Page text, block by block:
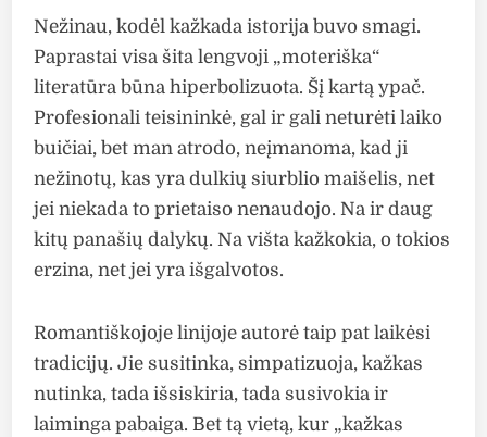
Nežinau, kodėl kažkada istorija buvo smagi.
Paprastai visa šita lengvoji „moteriška“
literatūra būna hiperbolizuota. Šį kartą ypač.
Profesionali teisininkė, gal ir gali neturėti laiko
buičiai, bet man atrodo, neįmanoma, kad ji
nežinotų, kas yra dulkių siurblio maišelis, net
jei niekada to prietaiso nenaudojo. Na ir daug
kitų panašių dalykų. Na višta kažkokia, o tokios
erzina, net jei yra išgalvotos.
Romantiškojoje linijoje autorė taip pat laikėsi
tradicijų. Jie susitinka, simpatizuoja, kažkas
nutinka, tada išsiskiria, tada susivokia ir
laiminga pabaiga. Bet tą vietą, kur „kažkas